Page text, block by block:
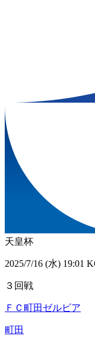
天皇杯
2025/7/16 (水) 19:01
３回戦
ＦＣ町田ゼルビア
町田